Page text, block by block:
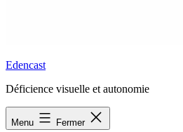
Edencast
Déficience visuelle et autonomie
Menu Fermer